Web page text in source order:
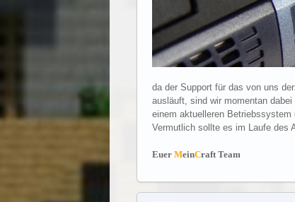
da der Support für das von uns
ausläuft, sind wir momentan
einem aktuelleren
Vermutlich sollte es im Laufe des
Euer MeinCraft Team